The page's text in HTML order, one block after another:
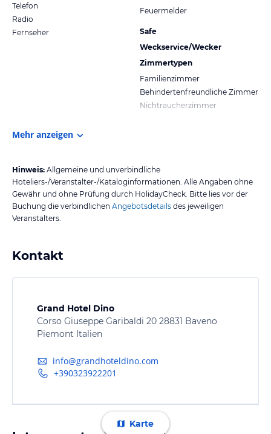
Telefon
Radio
Fernseher
Feuermelder
Safe
Weckservice/Wecker
Zimmertypen
Familienzimmer
Behindertenfreundliche Zimmer
Nichtraucherzimmer
Mehr anzeigen
Hinweis: Allgemeine und unverbindliche
Hoteliers-/Veranstalter-/Kataloginformationen. Alle Angaben ohne
Gewähr und ohne Prüfung durch HolidayCheck. Bitte lies vor der
Buchung die verbindlichen Angebotsdetails des jeweiligen
Veranstalters.
Kontakt
Grand Hotel Dino
Corso Giuseppe Garibaldi 20 28831 Baveno
Piemont Italien
info@grandhoteldino.com
+390323922201
Karte